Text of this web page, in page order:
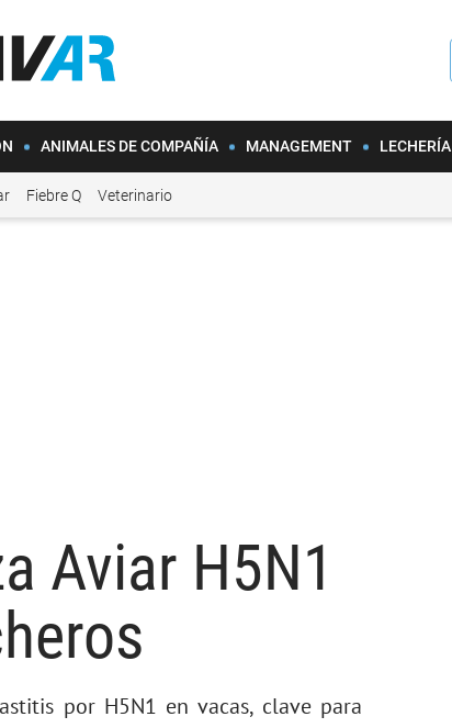
ANIMALES DE COMPAÑÍA MANAGEMENT LECHERÍA
Fiebre Q Veterinario
Aviar H5N1
por H5N1 en vacas, clave para